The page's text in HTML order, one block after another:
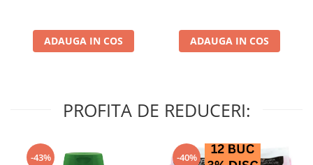
ADAUGA IN COS ADAUGA IN COS
PROFITA DE REDUCERI:
-43% -40%